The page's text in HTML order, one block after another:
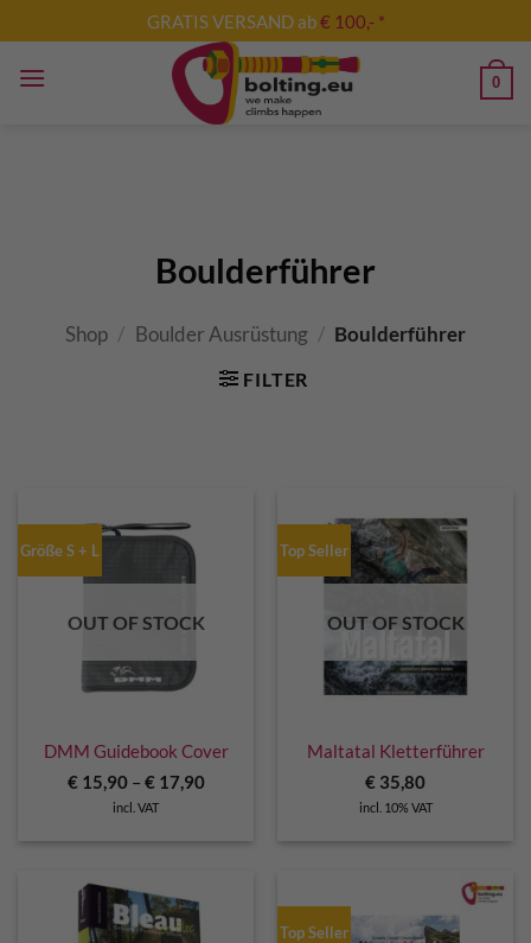
to
content
GRATIS VERSAND ab€ 100,- *
0
Boulderführer
Shop / Boulder Ausrüstung / Boulderführer
FILTER
Größe S + L
OUT OF STOCK
DMM Guidebook Cover
€15,90– €17,90
incl. VAT
Top Seller
OUT OF STOCK
Maltatal Kletterführer
€ 35,80
incl. 10% VAT
Top Seller